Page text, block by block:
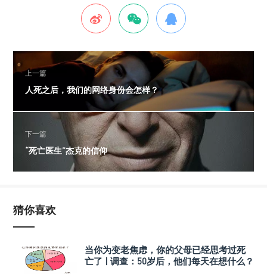
上一篇
人死之后，我们的网络身份会怎样？
下一篇
“死亡医生”杰克的信仰
猜你喜欢
当你为变老焦虑，你的父母已经思考过死
亡了 | 调查：50岁后，他们每天在想什么？